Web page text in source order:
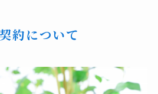
約について